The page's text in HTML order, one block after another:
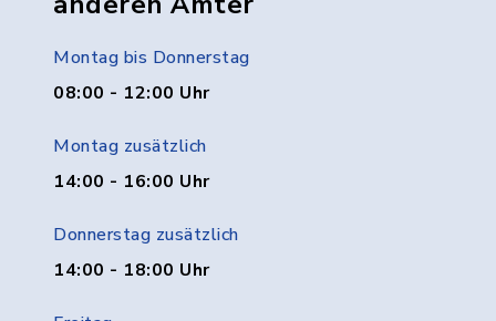
Montag bis Donnerstag
08:00 - 12:00 Uhr
Montag zusätzlich
14:00 - 16:00 Uhr
Donnerstag zusätzlich
14:00 - 18:00 Uhr